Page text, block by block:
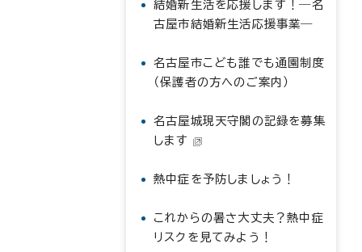
結婚新生活を応援します！―名
古屋市結婚新生活応援事業―
名古屋市こども誰でも通園制度
（保護者の方へのご案内）
名古屋城現天守閣の記録を募集
します
熱中症を予防しましょう！
これからの暑さ大丈夫？熱中症
リスクを見てみよう！